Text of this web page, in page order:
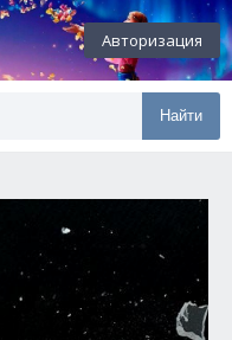
Авторизация
Найти